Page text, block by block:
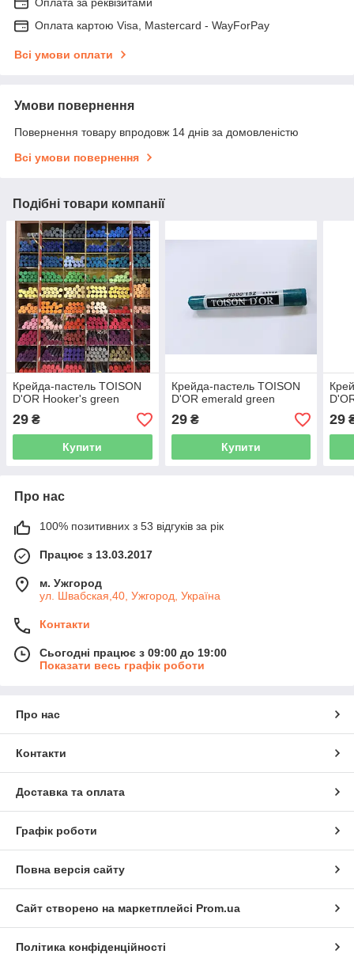
Оплата картою Visa, Mastercard - WayForPay
Всі умови оплати
Умови повернення
Повернення товару впродовж 14 днів за домовленістю
Всі умови повернення
Подібні товари компанії
Крейда-пастель TOISON
D'OR Hooker's green
29 ₴
Купити
Крейда-пастель TOISON
D'OR emerald green
29₴
Купити
29
Про нас
100% позитивних з 53 відгуків за рік
Працює з 13.03.2017
м. Ужгород
ул. Швабская,40, Ужгород, Україна
Контакти
Сьогодні працює з 09:00 до 19:00
Показати весь графік роботи
Про нас
Контакти
Доставка та оплата
Графік роботи
Повна версія сайту
Сайт створено на маркетплейсі Prom.ua
Політика конфіденційності